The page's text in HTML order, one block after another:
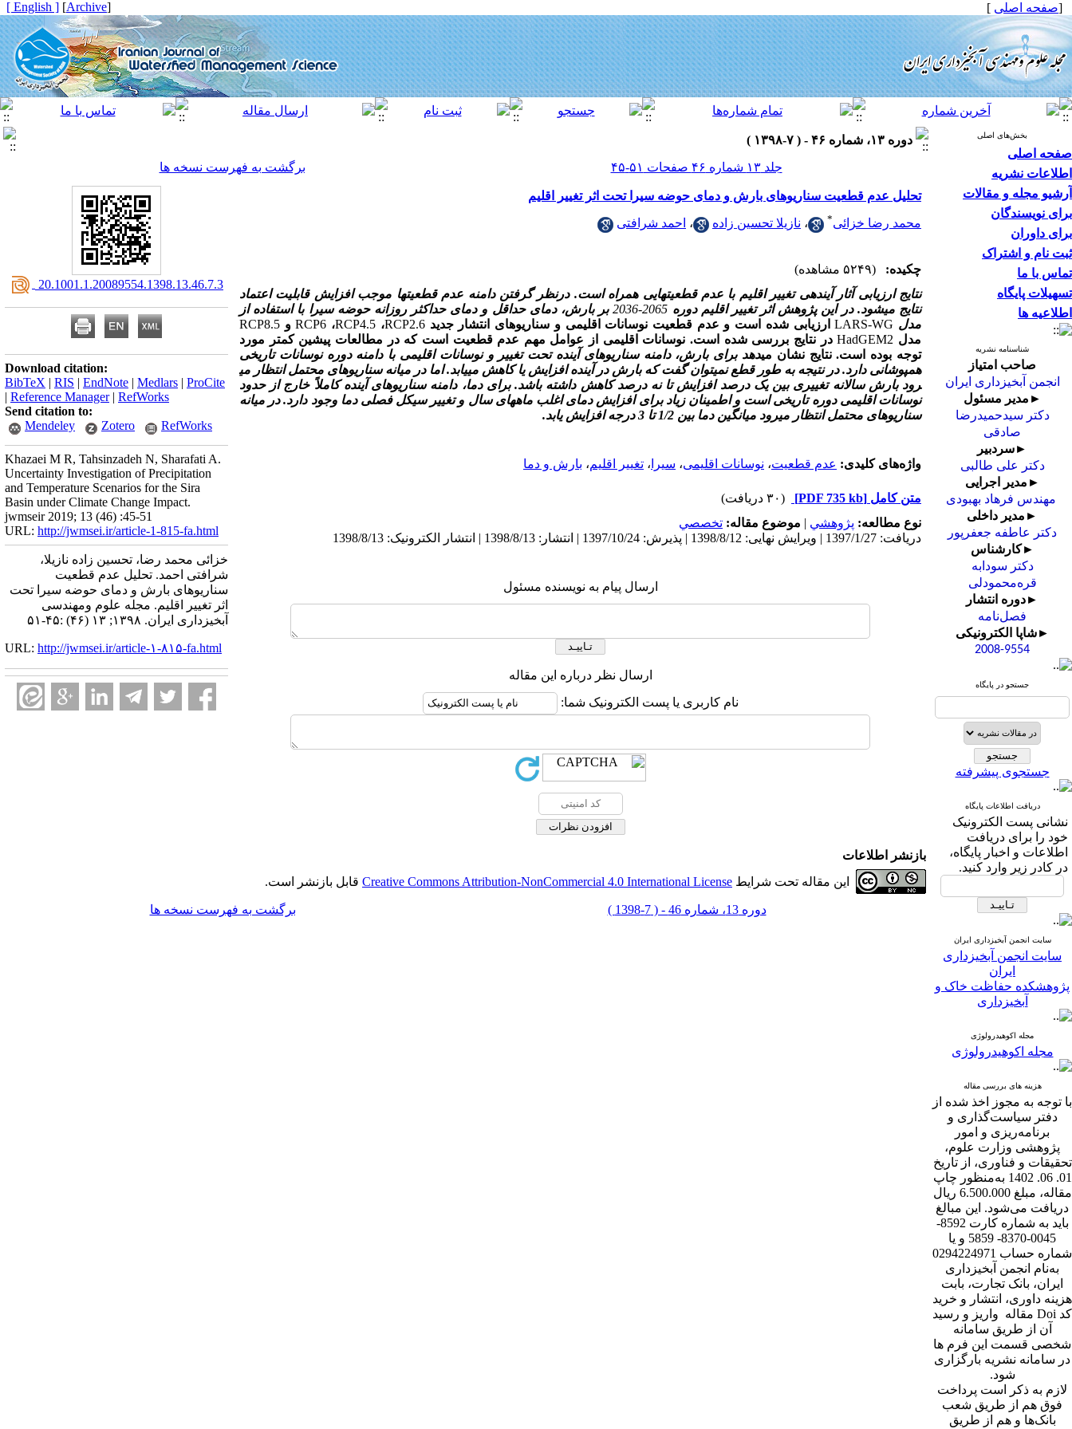
[صفحه اصلی ]
[
Archive
]
[ English ]
بخش‌های اصلی
صفحه اصلی
اطلاعات نشریه
آرشیو مجله و مقالات
برای نویسندگان
برای داوران
ثبت نام و اشتراک
تماس با ما
تسهیلات پایگاه
اطلاعیه ها
شناسنامه نشریه
صاحب امتیاز
انجمن آبخیزداری ایران
►مدیر مسئول
دکتر سیدحمیدرضا
صادقی
►سردبیر
دکتر علی طالبی
►مدیر اجرایی
مهندس فرهاد بهبودی
►مدیر داخلی
دکتر عاطفه جعفرپور
►کارشناس
دکتر سودابه
قره‌محمودلی
►دوره انتشار
فصل‌نامه
►شاپا الکترونیکی
2008-9554
جستجو در پایگاه
جستجوی پیشرفته
دریافت اطلاعات پایگاه
نشانی پست الکترونیک
خود را برای دریافت
اطلاعات و اخبار پایگاه،
در کادر زیر وارد کنید.
سایت انجمن آبخیزداری ایران
سایت انجمن آبخیزداری
ایران
پژوهشکده حفاظت خاک و
آبخیزداری
مجله اکوهیدرولوژی
مجله اکوهیدرولوژی
هزینه های بررسی مقاله
با توجه به مجوز اخذ شده از
دفتر سیاست‌گذاری و
برنامه‌ریزی و امور
پژوهشی وزارت علوم،
تحقیقات و فناوری، از تاریخ
01. 06. 1402 به‌منظور چاپ
مقاله، مبلغ 6.500.000 ریال
دریافت می‌شود. این مبالغ
باید به شماره کارت 8592-
0045-8370- 5859 و یا
شماره حساب 0294224971
به‌نام انجمن آبخیزداری
ایران، بانک تجارت، بابت
هزینه داوری، انتشار و خرید
کد Doi مقاله واریز و رسید
آن از طریق سامانه
شخصی قسمت این فرم ها
در سامانه نشریه بارگزاری
شود.
لازم به ذکر است پرداخت
فوق هم از طریق شعب
بانک‌‌ها و هم از طریق
دوره ۱۳، شماره ۴۶ - ( ۷-۱۳۹۸ )
جلد ۱۳ شماره ۴۶ صفحات ۵۱-۴۵
برگشت به فهرست نسخه ها
تحلیل عدم قطعیت سناریوهای بارش و دمای حوضه سیرا تحت اثر تغییر اقلیم
محمد رضا خزائی* ، نازیلا تحسین زاده ، احمد شرافتی
چکیده:
(۵۲۴۹ مشاهده)
نتایج ارزیابی آثار آیندهی تغییر اقلیم با عدم قطعیت­هایی همراه است. درنظر گرفتن دامنه عدم قطعیتها موجب افزایش قابلیت اعتماد
نتایج میشود. در این پژوهش اثر تغییر اقلیم دوره 2065-2036
بر بارش، دمای حداقل و دمای حداکثر روزانه حوضه سیرا با استفاده از
مدل LARS-WGارزیابی شده است و عدم قطعیت نوسانات اقلیمی و سناریوهای انتشار جدیدRCP2.6، RCP4.5، RCP6و RCP8.5
مدل HadGEM2در نتایج بررسی شده است. نوسانات اقلیمی از عوامل مهم عدم قطعیت است که در مطالعات پیشین کمتر مورد
توجه بوده است. نتایج نشان میدهد برای بارش، دامنه سناریوهای آینده تحت تغییر و نوسانات اقلیمی با دامنه دوره نوسانات تاریخی
همپوشانی دارد. در نتیجه به طور قطع نمیتوان گفت که بارش در آینده افزایش یا کاهش مییابد. اما در میانه سناریوهای محتمل انتظار می
رود بارش سالانه تغییری بین یکدرصد افزایش تا نه درصدکاهش داشته باشد. برای دما، دامنه سناریوهای آینده کاملاً خارج از حدود
نوسانات اقلیمی دوره تاریخی است و اطمینان زیاد برای افزایش دمای اغلب ماههای سال و تغییر سیکل فصلی دما وجود دارد. در میانه
سناریوهای محتمل انتظار میرود میانگین دما بین 1/2 تا 3 درجه افزایش یابد.
واژه‌های کلیدی: عدم قطعیت، نوسانات اقلیمی، سیرا ، تغییر اقلیم، بارش و دما
متن کامل [PDF 735 kb]
(۳۰ دریافت)
نوع مطالعه: پژوهشي | موضوع مقاله: تخصصي
دریافت: 1397/1/27 | ویرایش نهایی: 1398/8/12 | پذیرش: 1397/10/24 | انتشار: 1398/8/13 | انتشار الکترونیک: 1398/8/13
ارسال پیام به نویسنده مسئول
ارسال نظر درباره این مقاله
نام کاربری یا پست الکترونیک شما:
‎ 20.1001.1.20089554.1398.13.46.7.3
Download citation:
BibTeX | RIS | EndNote | Medlars | ProCite
| Reference Manager| RefWorks
Send citation to:
Mendeley
Zotero RefWorks
Khazaei M R, Tahsinzadeh N, Sharafati A.
Uncertainty Investigation of Precipitation
and Temperature Scenarios for the Sira
Basin under Climate Change Impact.
jwmseir 2019; 13 (46) :45-51
URL: http://jwmsei.ir/article-1-815-fa.html
خزائی محمد رضا، تحسین زاده نازیلا،
شرافتی احمد. تحلیل عدم قطعیت
سناریوهای بارش و دمای حوضه سیرا تحت
اثر تغییر اقلیم. مجله علوم ومهندسی
آبخیزداری ایران. ۱۳۹۸; ۱۳ (۴۶) :۴۵-۵۱
URL: http://jwmsei.ir/article-۱-۸۱۵-fa.html
بازنشر اطلاعات
این مقاله تحت شرایط Creative Commons Attribution-NonCommercial 4.0 International License قابل بازنشر است.
دوره 13، شماره 46 - ( 7-1398 ) برگشت به فهرست نسخه ها